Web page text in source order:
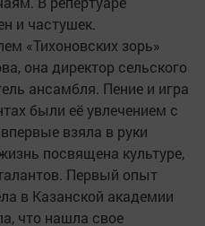
и частушек.
«Тихоновских зорь»
она директор сельского
ансамбля. Пение и игра
были её увлечением с
взяла в руки
посвящена культуре,
Первый опыт
в Казанской академии
что нашла свое